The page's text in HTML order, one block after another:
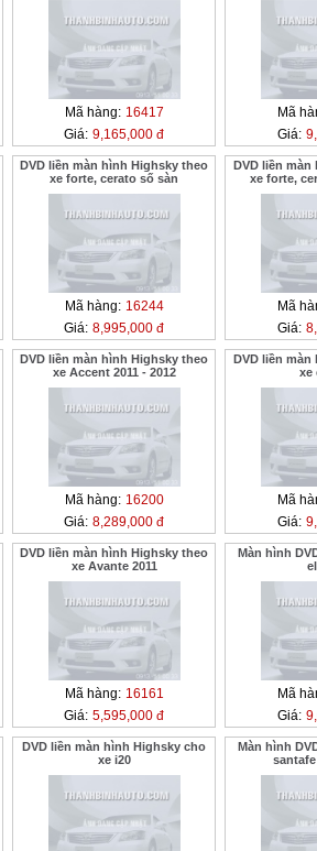
Mã hàng: 16417
Giá: 9,165,000 đ
Mã
Giá:
DVD liền màn hình Highsky theo
xe forte, cerato số sàn
Mã hàng: 16244
Giá: 8,995,000 đ
DVD liền
xe forte,
Mã
Giá:
DVD liền màn hình Highsky theo
xe Accent 2011 - 2012
Mã hàng: 16200
Giá: 8,289,000 đ
DVD liền
xe
Mã
Giá:
DVD liền màn hình Highsky theo
xe Avante 2011
Mã hàng: 16161
Giá: 5,595,000 đ
Màn hình
Mã
Giá:
DVD liền màn hình Highsky cho
xe i20
Màn hình
santafe